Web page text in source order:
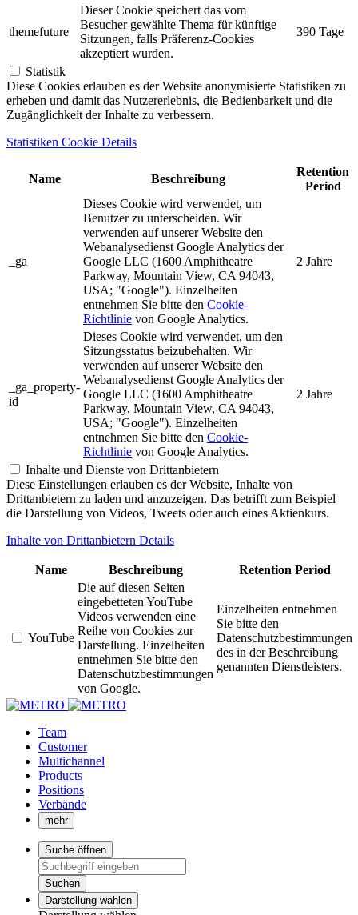
themefuture
Dieser Cookie speichert das vom
Besucher gewählte Thema für künftige
Sitzungen, falls Präferenz-Cookies
akzeptiert wurden.
390 Tage
Statistik
Diese Cookies erlauben es der Website anonymisierte Statistiken zu
erheben und damit das Nutzererlebnis, die Bedienbarkeit und die
Zugänglichkeit der Inhalte zu verbessern.
Statistiken Cookie Details
Name Beschreibung
Retention
Period
_ga
Dieses Cookie wird verwendet, um
Benutzer zu unterscheiden. Wir
verwenden auf unserer Website den
Webanalysedienst Google Analytics der
Google LLC (1600 Amphitheatre
Parkway, Mountain View, CA 94043,
USA; "Google"). Einzelheiten
entnehmen Sie bitte den Cookie-
Richtlinie von Google Analytics.
2 Jahre
_ga_property-
id
Dieses Cookie wird verwendet, um den
Sitzungsstatus beizubehalten. Wir
verwenden auf unserer Website den
Webanalysedienst Google Analytics der
Google LLC (1600 Amphitheatre
Parkway, Mountain View, CA 94043,
USA; "Google"). Einzelheiten
entnehmen Sie bitte den Cookie-
Richtlinie von Google Analytics.
2 Jahre
Inhalte und Dienste von Drittanbietern
Diese Einstellungen erlauben es der Website, Inhalte von
Drittanbietern zu laden und anzuzeigen. Das betrifft zum Beispiel
die Darstellung von Videos, Tweets oder auch eines Aktienkurs.
Inhalte von Drittanbietern Details
Name Beschreibung Retention Period
YouTube
Die auf diesen Seiten
eingebetteten YouTube
Videos verwenden eine
Reihe von Cookies zur
Darstellung. Einzelheiten
entnehmen Sie bitte den
Datenschutzbestimmungen
von Google.
Einzelheiten entnehmen
Sie bitte den
Datenschutzbestimmungen
des in der Beschreibung
genannten Dienstleisters.
Team
Customer
Multichannel
Products
Positions
Verbände
mehr
Suche öffnen
Suchen
Darstellung wählen